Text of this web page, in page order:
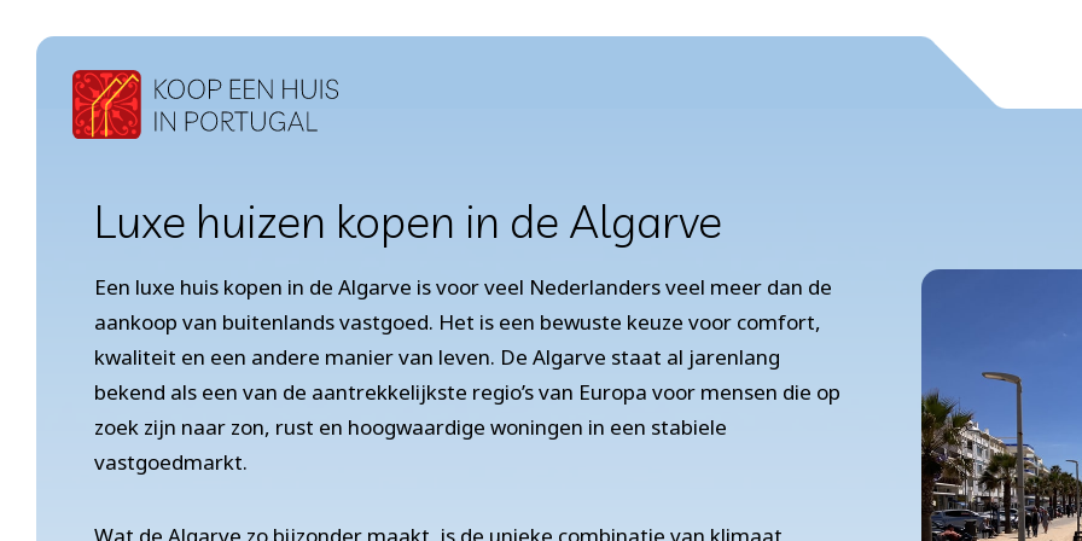
Doorgaan
naar
inhoud
Luxe huizen kopen in de Algarve
Een luxe huis kopen in de Algarve is voor veel Nederlanders veel meer dan de
aankoop van buitenlands vastgoed. Het is een bewuste keuze voor comfort,
kwaliteit en een andere manier van leven. De Algarve staat al jarenlang
bekend als een van de aantrekkelijkste regio’s van Europa voor mensen die op
zoek zijn naar zon, rust en hoogwaardige woningen in een stabiele
vastgoedmarkt.